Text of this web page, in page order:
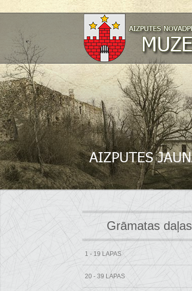
Grāmatas daļas
1 - 19 LAPAS
20 - 39 LAPAS